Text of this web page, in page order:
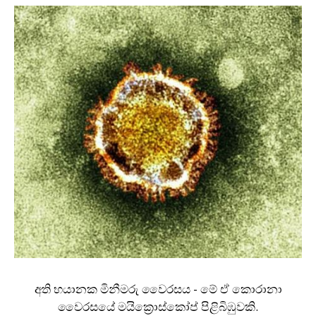
අති භයානක මිනීමරු වෛරසය - මේ ඒ කොරානා
වෛරසයේ මයික්‍රොස්කෝප් පිළිබිඹුවකි.